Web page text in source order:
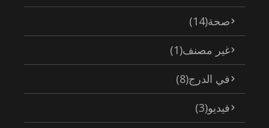
صحة(14)
غير مصنف(1)
في الدرج(8)
فيديو(3)